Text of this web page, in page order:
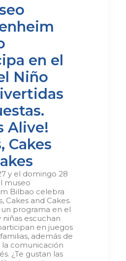
en el
Niño
Alive!
Cakes
y el domingo 28
museo
Bilbao celebra
Cakes and Cakes.
programa en el
niñas escuchan
en juegos
además de
la comunicación
¿Te gustan las